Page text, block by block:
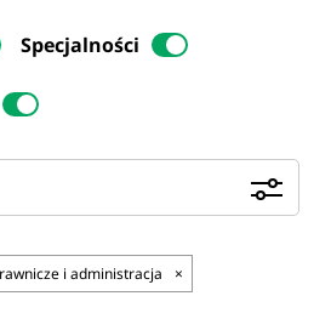
Specjalności
i administracja
×